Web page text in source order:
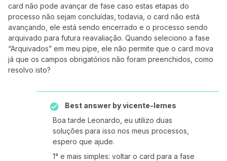
card não pode avançar de fase caso estas etapas do
processo não sejam concluídas, todavia, o card não está
avançando, ele está sendo encerrado e o processo sendo
arquivado para futura reavaliação. Quando seleciono a fase
“Arquivados” em meu pipe, ele não permite que o card mova
já que os campos obrigatórios não foram preenchidos, como
resolvo isto?
Best answer byvicente-lemes
Boa tarde Leonardo, eu utilizo duas
soluções para isso nos meus processos,
espero que ajude.
1° e mais simples: voltar o card para a fase